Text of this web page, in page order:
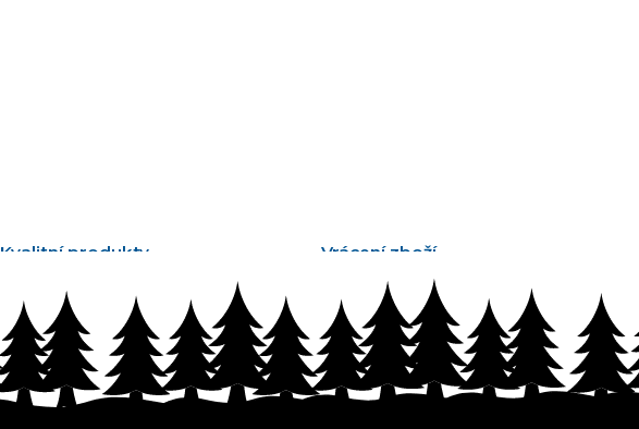
Kvalitní produkty Vrácení zboží